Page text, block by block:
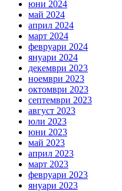
юни 2024
май 2024
април 2024
март 2024
февруари 2024
януари 2024
декември 2023
ноември 2023
октомври 2023
септември 2023
август 2023
юли 2023
юни 2023
май 2023
април 2023
март 2023
февруари 2023
януари 2023